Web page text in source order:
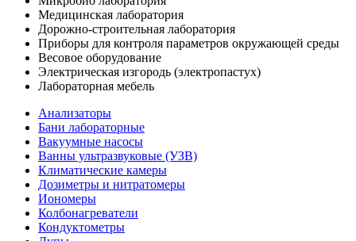
Медицинская лаборатория
Дорожно-строительная лаборатория
Приборы для контроля параметров окружающей среды
Весовое оборудование
Электрическая изгородь (электропастух)
Лабораторная мебель
Анализаторы
Бани лабораторные
Вакуумные насосы
Ванны ультразвуковые (УЗВ)
Климатические камеры
Дозиметры и нитратомеры
Иономеры
Колбонагреватели
Кондуктометры